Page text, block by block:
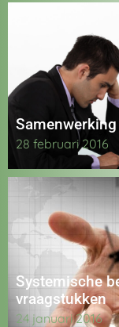
Samenwerking
28 februari 2016
Systemische
vraagstukken
24 januari 2016